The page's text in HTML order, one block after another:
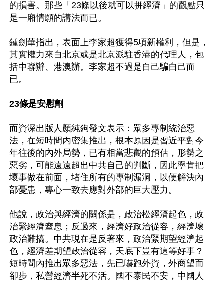
的損害。那些「23條以後就可以拼經濟」的觀點只
是一廂情願的講法而已。
鍾劍華指出，表面上李家超獲得5項新權利，但是，
其實權力來自北京或是北京派駐香港的代理人，包
括中聯辦、港澳辦。李家超不過是自己騙自己而
已。
23條是安慰劑
而資深出版人顏純鉤發文表示：眾多專制統治惡
法，在短時間內密集推出，根本原因是習近平對今
年往後的內外局勢，已有相當悲觀的預估，形勢之
惡劣，可能遠遠超出中共自己的判斷，因此寧肯把
壞事做在前面，堵住所有的專制漏洞，以便解決內
部憂患，專心一致去應對外部的巨大壓力。
他說，政治與經濟的關係是，政治松經濟起色，政
治緊經濟窒息；反過來，經濟好政治從容，經濟壞
政治難搞。中共現在是反著來，政治緊期望經濟起
色，經濟差期望政治從容，天底下豈有這等好事？
短時間內推出眾多惡法，先已嚇跑外資，外商望而
卻步，私營經濟半死不活。國不泰民不安，中國人